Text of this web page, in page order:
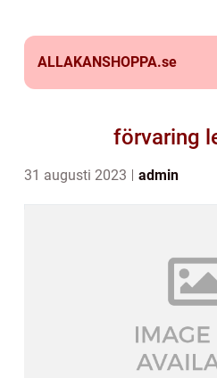
ALLAKANSHOPPA.se
förvaring
31 augusti 2023 admin